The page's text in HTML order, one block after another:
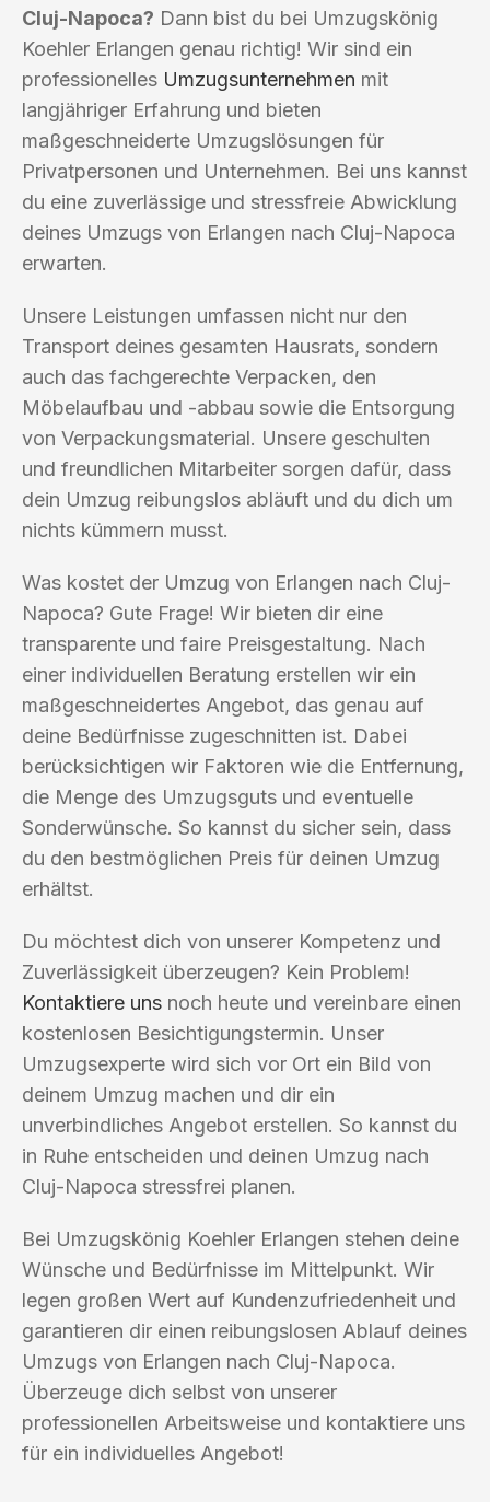
Cluj-Napoca? Dann bist du bei Umzugskönig
Koehler Erlangen genau richtig! Wir sind ein
professionelles Umzugsunternehmen mit
langjähriger Erfahrung und bieten
maßgeschneiderte Umzugslösungen für
Privatpersonen und Unternehmen. Bei uns kannst
du eine zuverlässige und stressfreie Abwicklung
deines Umzugs von Erlangen nach Cluj-Napoca
erwarten.
Unsere Leistungen umfassen nicht nur den
Transport deines gesamten Hausrats, sondern
auch das fachgerechte Verpacken, den
Möbelaufbau und -abbau sowie die Entsorgung
von Verpackungsmaterial. Unsere geschulten
und freundlichen Mitarbeiter sorgen dafür, dass
dein Umzug reibungslos abläuft und du dich um
nichts kümmern musst.
Was kostet der Umzug von Erlangen nach Cluj-
Napoca? Gute Frage! Wir bieten dir eine
transparente und faire Preisgestaltung. Nach
einer individuellen Beratung erstellen wir ein
maßgeschneidertes Angebot, das genau auf
deine Bedürfnisse zugeschnitten ist. Dabei
berücksichtigen wir Faktoren wie die Entfernung,
die Menge des Umzugsguts und eventuelle
Sonderwünsche. So kannst du sicher sein, dass
du den bestmöglichen Preis für deinen Umzug
erhältst.
Du möchtest dich von unserer Kompetenz und
Zuverlässigkeit überzeugen? Kein Problem!
Kontaktiere uns noch heute und vereinbare einen
kostenlosen Besichtigungstermin. Unser
Umzugsexperte wird sich vor Ort ein Bild von
deinem Umzug machen und dir ein
unverbindliches Angebot erstellen. So kannst du
in Ruhe entscheiden und deinen Umzug nach
Cluj-Napoca stressfrei planen.
Bei Umzugskönig Koehler Erlangen stehen deine
Wünsche und Bedürfnisse im Mittelpunkt. Wir
legen großen Wert auf Kundenzufriedenheit und
garantieren dir einen reibungslosen Ablauf deines
Umzugs von Erlangen nach Cluj-Napoca.
Überzeuge dich selbst von unserer
professionellen Arbeitsweise und kontaktiere uns
für ein individuelles Angebot!